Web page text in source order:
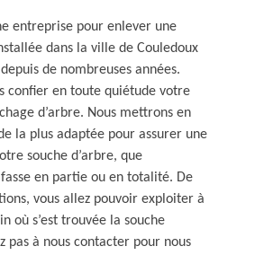
entreprise pour enlever une
dans la ville de Couledoux
de nombreuses années.
confier en toute quiétude votre
d’arbre. Nous mettrons en
la plus adaptée pour assurer une
souche d’arbre, que
fasse en partie ou en totalité. De
vous allez pouvoir exploiter à
où s’est trouvée la souche
pas à nous contacter pour nous